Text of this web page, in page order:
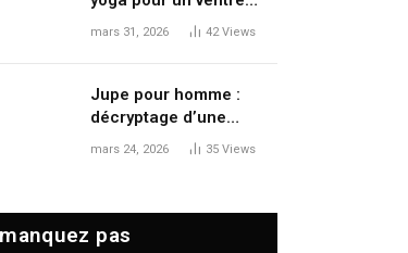
plat : tonifier, dégonfler
mars 31, 2026 42Views
Jupe pour homme :
décryptage d’une
tendance mode qui
mars 24, 2026 35 Views
pas